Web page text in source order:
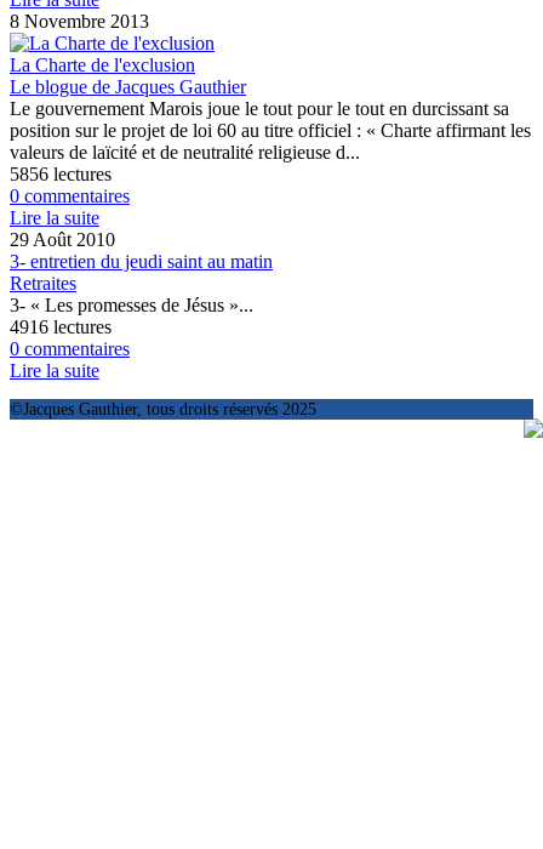
8 Novembre 2013
La Charte de l'exclusion
Le blogue de Jacques Gauthier
Le gouvernement Marois joue le tout pour le tout en durcissant sa
position sur le projet de loi 60 au titre officiel : « Charte affirmant les
valeurs de laïcité et de neutralité religieuse d...
5856 lectures
0 commentaires
Lire la suite
29 Août 2010
3- entretien du jeudi saint au matin
Retraites
3- « Les promesses de Jésus »...
4916 lectures
0 commentaires
Lire la suite
©Jacques Gauthier, tous droits réservés 2025